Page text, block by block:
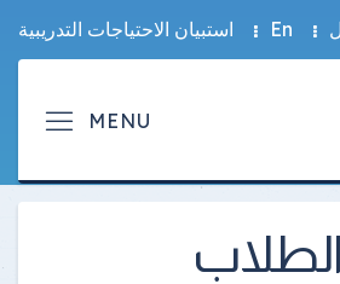
En استبيان الاحتياجات التدريبية